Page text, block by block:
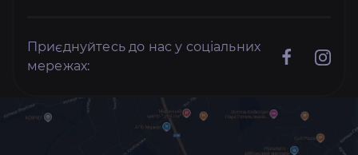
Приєднуйтесь до нас у соціальних
мережах: